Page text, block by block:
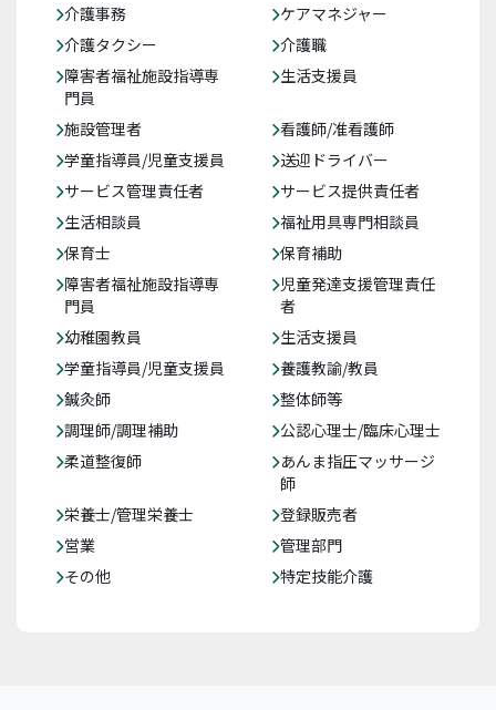
介護事務
ケアマネジャー
介護タクシー
介護職
障害者福祉施設指導専
門員
生活支援員
施設管理者
看護師/准看護師
学童指導員/児童支援員
送迎ドライバー
サービス管理責任者
サービス提供責任者
生活相談員
福祉用具専門相談員
保育士
保育補助
障害者福祉施設指導専
門員
児童発達支援管理責任
者
幼稚園教員
生活支援員
学童指導員/児童支援員
養護教諭/教員
鍼灸師
整体師等
調理師/調理補助
公認心理士/臨床心理士
柔道整復師
あんま指圧マッサージ
師
栄養士/管理栄養士
登録販売者
営業
管理部門
その他
特定技能介護